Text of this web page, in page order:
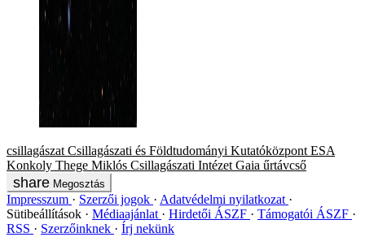
csillagászat Csillagászati és Földtudományi Kutatóközpont ESA
Konkoly Thege Miklós Csillagászati Intézet Gaia űrtávcső
Megosztás
Impresszum Szerzői jogok
Adatvédelmi nyilatkozat
Sütibeállítások
Médiaajánlat Hirdetői ÁSZF
Támogatói ÁSZF
RSS
Szerzőinknek Írj nekünk